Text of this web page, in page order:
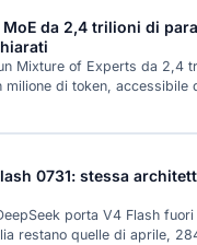
sono deprecate con dodici
da 2,4 trilioni di
Mixture of Experts da 2,4
milione di token, accessibile
Model Studio e la
da Qwen, dove il quadro
0731: stessa
porta V4 Flash
restano quelle di aprile,